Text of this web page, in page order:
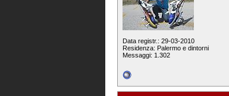
Data registr.: 29-03-2010
Residenza: Palermo e dintorni
Messaggi: 1.302